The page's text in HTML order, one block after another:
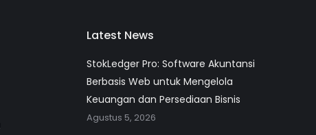
Latest News
StokLedger Pro: Software Akuntansi
Berbasis Web untuk Mengelola
Keuangan dan Persediaan Bisnis
Agustus 5, 2026